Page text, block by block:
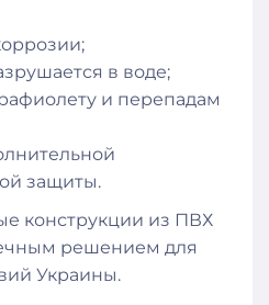
в воде;
и перепадам
защиты.
конструкции из ПВХ
решением для
Украины.